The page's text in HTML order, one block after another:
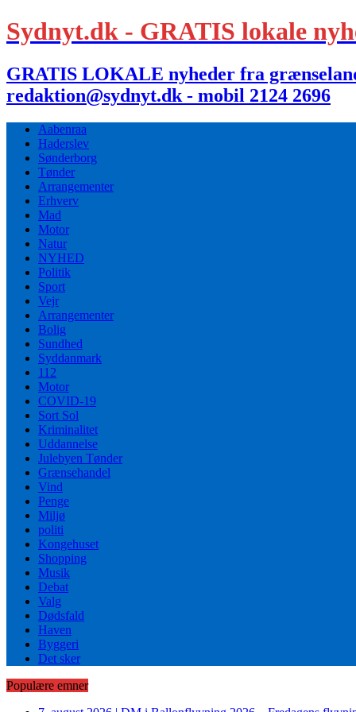
Sydnyt.dk - GRATIS lokale
GRATIS LOKALE nyheder fra
redaktion@sydnyt.dk - mobil 2124 2696
Aabenraa
Haderslev
Sønderborg
Tønder
Arrangementer
Erhverv
Mad
Motor
Natur
NYHED
Politik
Sport
Vejr
Arrangementer
Bolig
Sundhed
Syddanmark
112
Motor
COVID-19
Sort Sol
Kriminalitet
Uddannelse
Julebyen Tønder
Grænsehandel
Vind
Penge
Miljø
politi
Kongehuset
Shopping
Musik
Debat
Valg
Dødsfald
Haven
Byggeri
Det sker
Populære emner